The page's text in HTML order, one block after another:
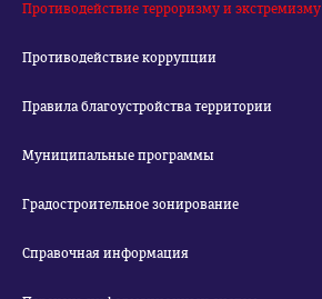
Противодействие терроризму и экстремизму
Противодействие коррупции
Правила благоустройства территории
Муниципальные программы
Градостроительное зонирование
Справочная информация